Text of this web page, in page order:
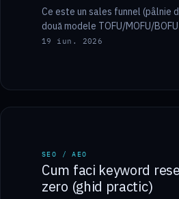
Ce este un sales funnel (pâlnie
două modele TOFU/MOFU/
concreți de construcție pentru
19 iun. 2026
SEO / AEO
SEO / AEO
Cum faci keyword
zero (ghid practic)